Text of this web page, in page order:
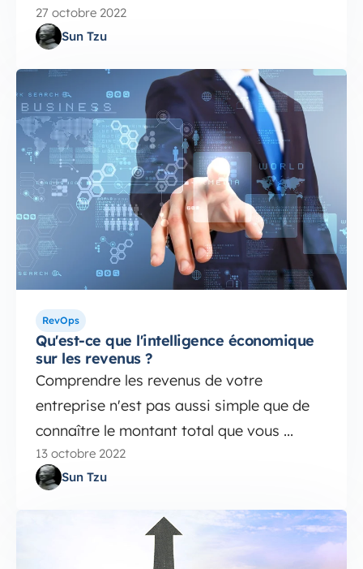
27 octobre 2022
Sun Tzu
RevOps
Qu'est-ce que l'intelligence économique
sur les revenus ?
Comprendre les revenus de votre
entreprise n'est pas aussi simple que de
connaître le montant total que vous ...
13 octobre 2022
Sun Tzu